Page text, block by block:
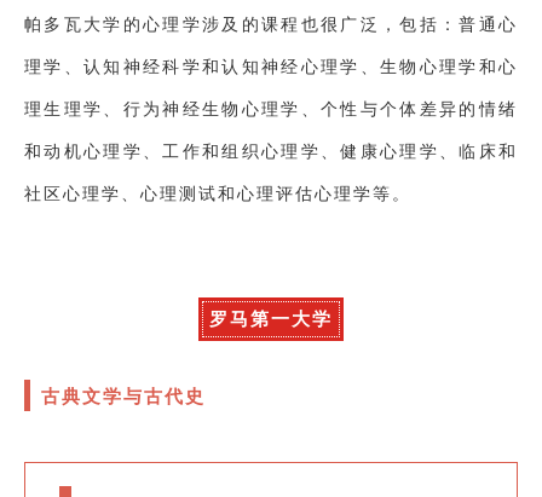
帕多瓦大学的心理学涉及的课程也很广泛，包括：普通心
理学、认知神经科学和认知神经心理学、生物心理学和心
理生理学、行为神经生物心理学、个性与个体差异的情绪
和动机心理学、工作和组织心理学、健康心理学、临床和
社区心理学、心理测试和心理评估心理学等。
罗马第一大学
古典文学与古代史